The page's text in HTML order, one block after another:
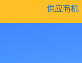
供应商机